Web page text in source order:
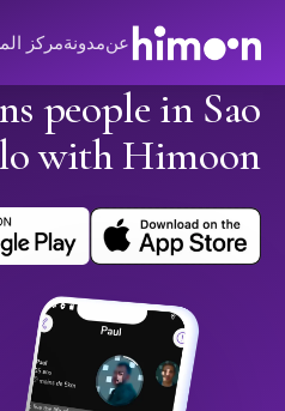
عنمدونةمركز
people in Sao
with Himoon